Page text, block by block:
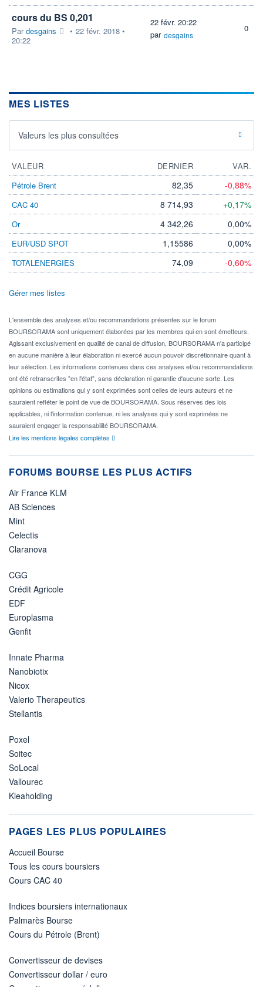
cours du BS 0,201
Pardesgains • 22 févr. 2018 •
20:22
22 févr. 20:22
par desgains
0
MES LISTES
Valeurs les plus consultées
VALEUR DERNIER
VAR.
Pétrole Brent
82,35 -0,88%
CAC 40 8 714,93 +0,17%
Or 4 342,26 0,00%
EUR/USD SPOT 1,15586 0,00%
TOTALENERGIES 74,09 -0,60%
Gérer mes listes
L'ensemble des analyses et/ou recommandations présentes sur le forum
BOURSORAMA sont uniquement élaborées par les membres qui en sont émetteurs.
Agissant exclusivement en qualité de canal de diffusion, BOURSORAMA n'a participé
en aucune manière à leur élaboration ni exercé aucun pouvoir discrétionnaire quant à
leur sélection. Les informations contenues dans ces analyses et/ou recommandations
ont été retranscrites "en l'état", sans déclaration ni garantie d'aucune sorte. Les
opinions ou estimations qui y sont exprimées sont celles de leurs auteurs et ne
sauraient refléter le point de vue de BOURSORAMA. Sous réserves des lois
applicables, ni l'information contenue, ni les analyses qui y sont exprimées ne
sauraient engager la responsabilité BOURSORAMA.
Lire les mentions légales complètes
FORUMS BOURSE LES PLUS ACTIFS
Air France KLM
AB Sciences
Mint
Celectis
Claranova
CGG
Crédit Agricole
EDF
Europlasma
Genfit
Innate Pharma
Nanobiotix
Nicox
Valerio Therapeutics
Stellantis
Poxel
Soitec
SoLocal
Vallourec
Kleaholding
PAGES LES PLUS POPULAIRES
Accueil Bourse
Tous les cours boursiers
Cours CAC 40
Indices boursiers internationaux
Palmarès Bourse
Cours du Pétrole (Brent)
Convertisseur de devises
Convertisseur dollar / euro